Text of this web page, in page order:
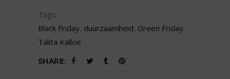
Tags:
Black Friday, duurzaamheid, Green Friday,
Talita Kalloe
SHARE: